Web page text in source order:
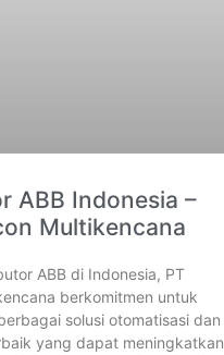
ABB Indonesia –
Multikencana
ABB di Indonesia, PT
berkomitmen untuk
solusi otomatisasi dan
yang dapat meningkatkan